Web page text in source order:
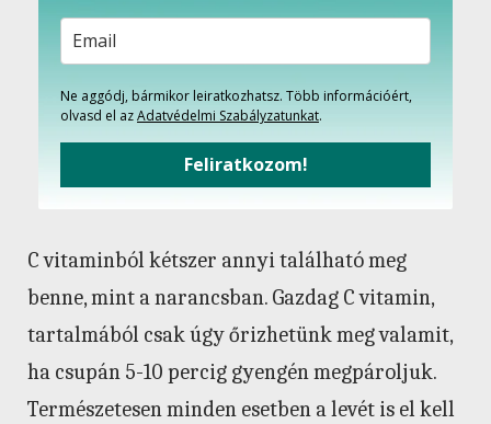
Ne aggódj, bármikor leiratkozhatsz. Több információért,
olvasd el azAdatvédelmi Szabályzatunkat.
Feliratkozom!
C vitaminból kétszer annyi található meg
benne, mint a narancsban. Gazdag C vitamin,
tartalmából csak úgy őrizhetünk meg valamit,
ha csupán 5-10 percig gyengén megpároljuk.
Természetesen minden esetben a levét is el kell